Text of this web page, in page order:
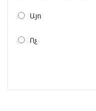
Այո
Ոչ